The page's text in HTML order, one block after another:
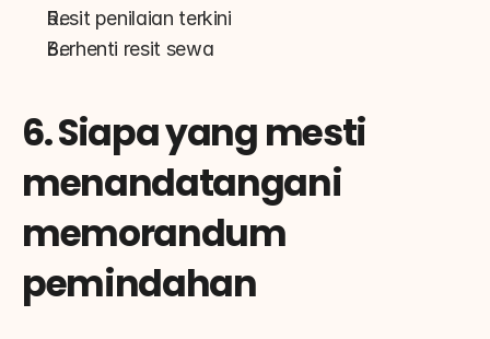
Resit penilaian terkini
Berhenti resit sewa
6. Siapa yang mesti
menandatangani
memorandum
pemindahan